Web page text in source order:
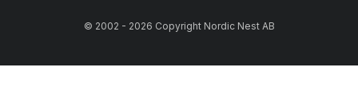
© 2002 - 2026 Copyright Nordic Nest AB